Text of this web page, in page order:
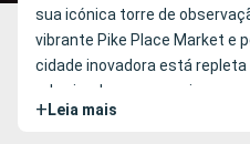
sua icónica torre de
vibrante Pike Place Market e
cidade inovadora está
arborizados e uma paisagem
artesanal e uma cena
+ Leia mais